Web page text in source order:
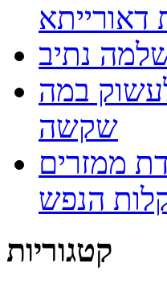
נתיב
במה
שקשה
ממזרים
קטגוריות